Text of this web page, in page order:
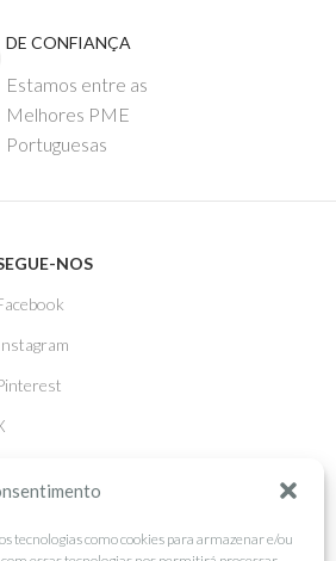
tecnologias como cookies para armazenar e/ou
DE CONFIANÇA
Estamos entre as
Melhores PME
Portuguesas
NOS